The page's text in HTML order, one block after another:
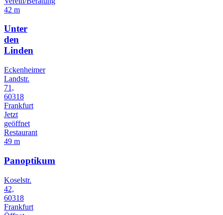
42 m
Unter
den
Linden
Eckenheimer
Landstr.
71,
60318
Frankfurt
Jetzt
geöffnet
Restaurant
49 m
Panoptikum
Koselstr.
42,
60318
Frankfurt